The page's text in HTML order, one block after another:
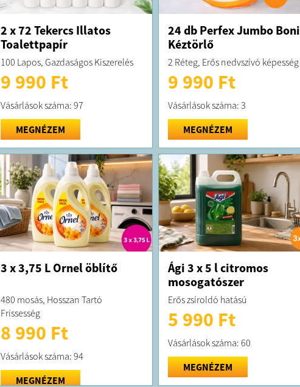
2 x 72 Tekercs Illatos
Toalettpapír
100 Lapos, Gazdaságos Kiszerelés
9 990 Ft
Vásárlások száma: 97
MEGNÉZEM
24 db Perfex Jumbo Boni
Kéztörlő
2 Réteg, Erős nedvszívó képesség
9 990 Ft
Vásárlások száma: 3
MEGNÉZEM
3 x 3,75 L Ornel öblítő
480 mosás, Hosszan Tartó
Frissesség
8 990 Ft
Vásárlások száma: 94
MEGNÉZEM
Ági 3 x 5 l citromos
mosogatószer
Erős zsíroldó hatású
5 990 Ft
Vásárlások száma: 60
MEGNÉZEM